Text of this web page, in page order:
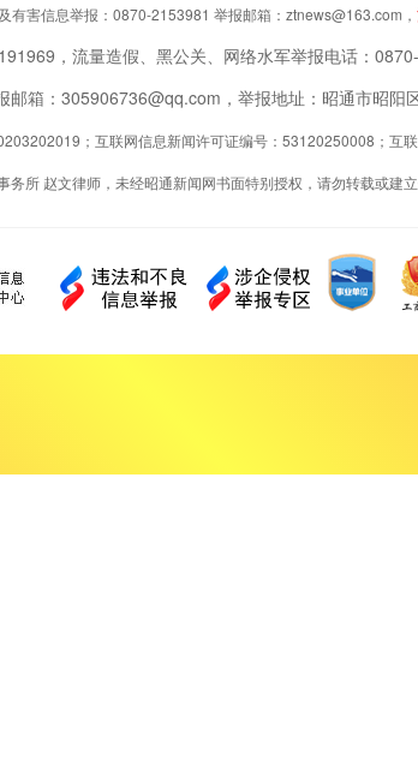
有害信息举报：0870-2153981 举报邮箱：ztnews@163.com，
，流量造假、黑公关、网络水军举报电话：
箱：305906736@qq.com，举报地址：昭通市昭阳
；互联网信息新闻许可证编号：53120250008；互
所 赵文律师，未经昭通新闻网书面特别授权，请勿转载或建立